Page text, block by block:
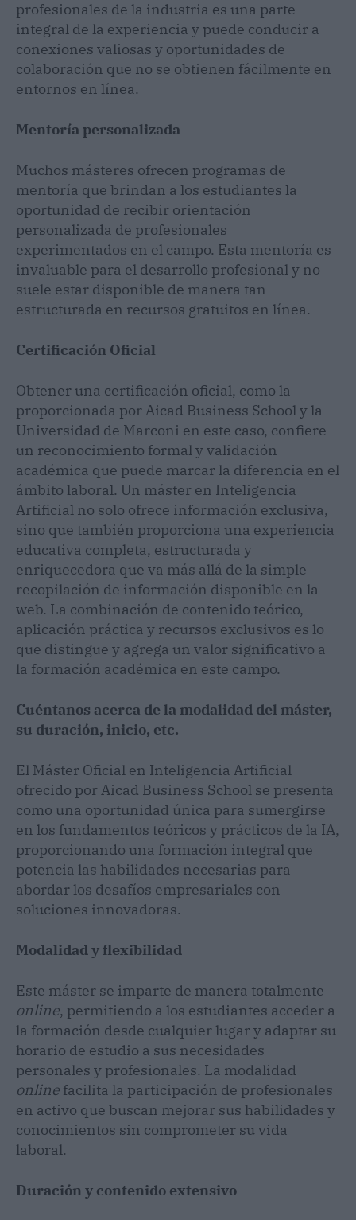
profesionales de la industria es una parte
integral de la experiencia y puede conducir a
conexiones valiosas y oportunidades de
colaboración que no se obtienen fácilmente en
entornos en línea.
Mentoría personalizada
Muchos másteres ofrecen programas de
mentoría que brindan a los estudiantes la
oportunidad de recibir orientación
personalizada de profesionales
experimentados en el campo. Esta mentoría es
invaluable para el desarrollo profesional y no
suele estar disponible de manera tan
estructurada en recursos gratuitos en línea.
Certificación Oficial
Obtener una certificación oficial, como la
proporcionada por Aicad Business School y la
Universidad de Marconi en este caso, confiere
un reconocimiento formal y validación
académica que puede marcar la diferencia en el
ámbito laboral. Un máster en Inteligencia
Artificial no solo ofrece información exclusiva,
sino que también proporciona una experiencia
educativa completa, estructurada y
enriquecedora que va más allá de la simple
recopilación de información disponible en la
web. La combinación de contenido teórico,
aplicación práctica y recursos exclusivos es lo
que distingue y agrega un valor significativo a
la formación académica en este campo.
Cuéntanos acerca de la modalidad del máster,
su duración, inicio, etc.
El Máster Oficial en Inteligencia Artificial
ofrecido por Aicad Business School se presenta
como una oportunidad única para sumergirse
en los fundamentos teóricos y prácticos de la IA,
proporcionando una formación integral que
potencia las habilidades necesarias para
abordar los desafíos empresariales con
soluciones innovadoras.
Modalidad y flexibilidad
Este máster se imparte de manera totalmente
online, permitiendo a los estudiantes acceder a
la formación desde cualquier lugar y adaptar su
horario de estudio a sus necesidades
personales y profesionales. La modalidad
online facilita la participación de profesionales
en activo que buscan mejorar sus habilidades y
conocimientos sin comprometer su vida
laboral.
Duración y contenido extensivo